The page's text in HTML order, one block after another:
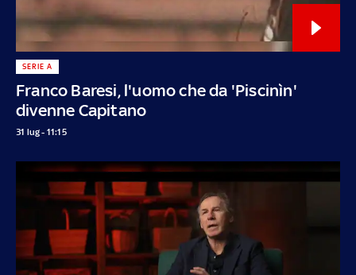
Franco Baresi, l'uomo che da 'Piscinìn'
divenne Capitano
SERIE A
31 lug - 11:15